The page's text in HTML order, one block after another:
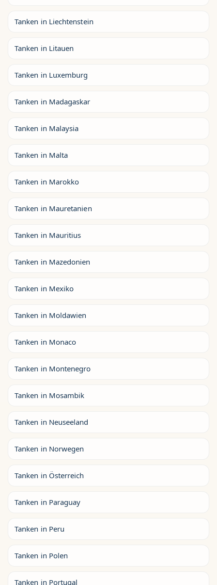
Tanken in Liechtenstein
Tanken in Litauen
Tanken in Luxemburg
Tanken in Madagaskar
Tanken in Malaysia
Tanken in Malta
Tanken in Marokko
Tanken in Mauretanien
Tanken in Mauritius
Tanken in Mazedonien
Tanken in Mexiko
Tanken in Moldawien
Tanken in Monaco
Tanken in Montenegro
Tanken in Mosambik
Tanken in Neuseeland
Tanken in Norwegen
Tanken in Österreich
Tanken in Paraguay
Tanken in Peru
Tanken in Polen
Tanken in Portugal